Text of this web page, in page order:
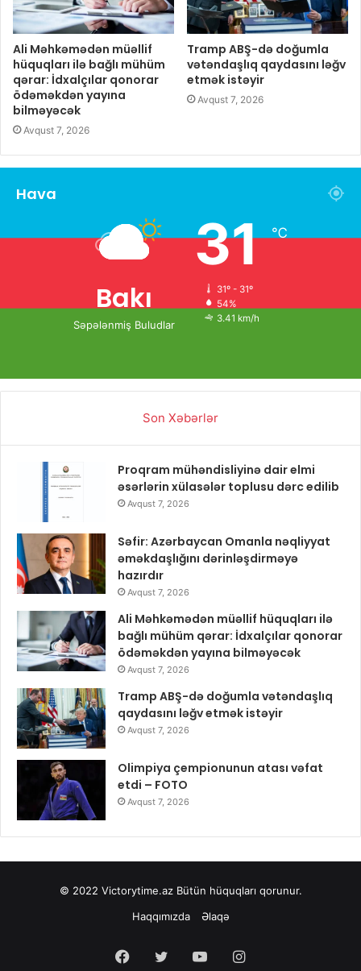
Ali Məhkəmədən müəllif
hüquqları ilə bağlı mühüm
qərar: İdxalçılar qonorar
ödəməkdən yayına
bilməyəcək
Avqust 7, 2026
Tramp ABŞ-də doğumla
vətəndaşlıq qaydasını ləğv
etmək istəyir
Avqust 7, 2026
Hava
Bakı
Səpələnmiş Buludlar
31℃
31º - 31º
54%
3.41 km/h
Son Xəbərlər
Proqram mühəndisliyinə dair elmi
əsərlərin xülasələr toplusu dərc edilib
Avqust 7, 2026
Səfir: Azərbaycan Omanla nəqliyyat
əməkdaşlığını dərinləşdirməyə
hazırdır
Avqust 7, 2026
Ali Məhkəmədən müəllif hüquqları ilə
bağlı mühüm qərar: İdxalçılar qonorar
ödəməkdən yayına bilməyəcək
Avqust 7, 2026
Tramp ABŞ-də doğumla vətəndaşlıq
qaydasını ləğv etmək istəyir
Avqust 7, 2026
Olimpiya çempionunun atası vəfat
etdi – FOTO
Avqust 7, 2026
© 2022 Victorytime.azBütün hüquqları qorunur.
Haqqımızda
Əlaqə
Facebook
Twitter YouTubeInstagram